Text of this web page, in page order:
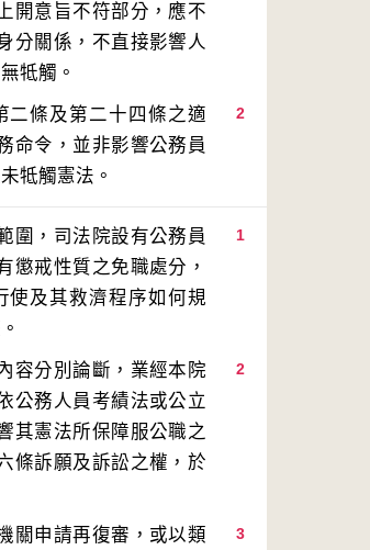
開意旨不符部分，應不
分關係，不直接影響人
2
條及第二十四條之適
命令，並非影響公務員
牴觸憲法。
1
，司法院設有公務員
懲戒性質之免職處分，
使及其救濟程序如何規
2
分別論斷，業經本院
公務人員考績法或公立
其憲法所保障服公職之
條訴願及訴訟之權，於
3
申請再復審，或以類